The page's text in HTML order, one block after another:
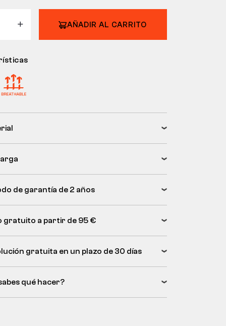
AÑADIR AL CARRITO
de garantía de 2 años
gratuito a partir de 95 €
gratuita en un plazo de 30 días
qué hacer?